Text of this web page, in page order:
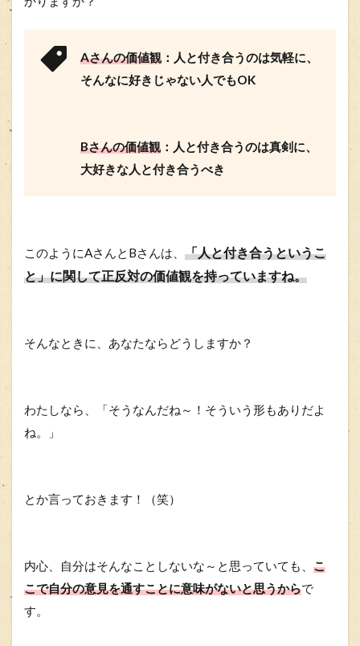
Aさんの価値観：人と付き合うのは気軽に、
そんなに好きじゃない人でもOK
Bさんの価値観：人と付き合うのは真剣に、
大好きな人と付き合うべき
このようにAさんとBさんは、 「人と付き合うというこ
と」に関して正反対の価値観を持っていますね。
そんなときに、あなたならどうしますか？
わたしなら、「そうなんだね～！そういう形もありだよ
ね。」
とか言っておきます！（笑）
内心、自分はそんなことしないな～と思っていても、 こ
こで自分の意見を通すことに意味がないと思うからで
す。